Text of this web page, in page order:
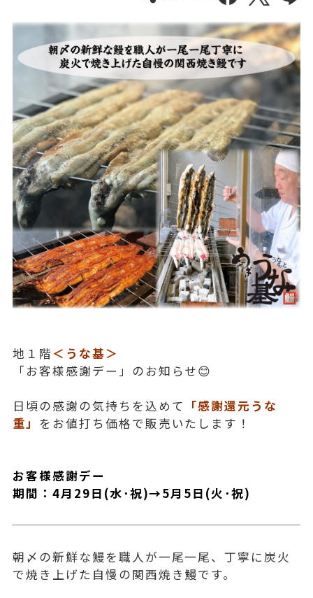
地１階 ＜うな基＞
「お客様感謝デー」のお知らせ😊
日頃の感謝の気持ちを込めて 「感謝還元うな
重」 をお値打ち価格で販売いたします！
お客様感謝デー
期間：4月29日(水･祝)→5月5日(火･祝)
朝〆の新鮮な鰻を職人が一尾一尾、丁寧に炭火
で焼き上げた自慢の関西焼き鰻です。